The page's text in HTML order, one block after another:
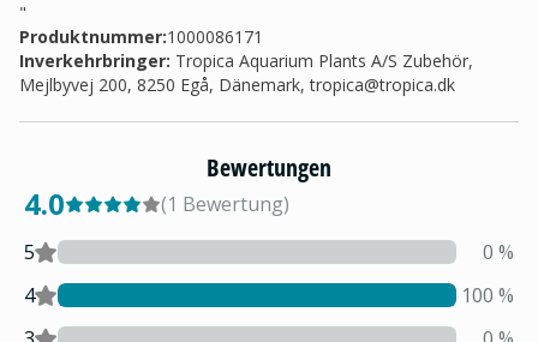
"
Produktnummer:1000086171
Inverkehrbringer: Tropica Aquarium Plants A/S Zubehör,
Mejlbyvej 200, 8250 Egå, Dänemark,tropica@tropica.dk
Bewertungen
4.0 (1 Bewertung)
5
0 %
4
100 %